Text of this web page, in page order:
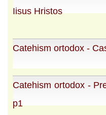
Iisus Hristos
Catehism ortodox -
Catehism ortodox -
p1